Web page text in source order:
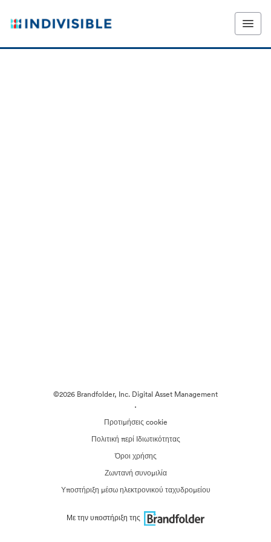
©2026 Brandfolder, Inc. Digital Asset Management
·
Προτιμήσεις cookie
Πολιτική περί Ιδιωτικότητας
Όροι χρήσης
Ζωντανή συνομιλία
Υποστήριξη μέσω ηλεκτρονικού ταχυδρομείου
Με την υποστήριξη της